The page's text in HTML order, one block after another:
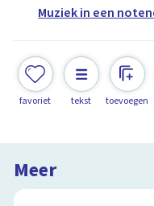
Muziek in een
favoriet tekst toevoegen
Meer